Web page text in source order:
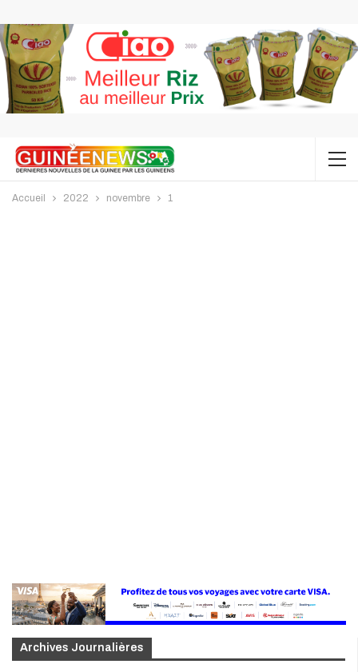
Accueil 2022 novembre 1
Archives Journalières